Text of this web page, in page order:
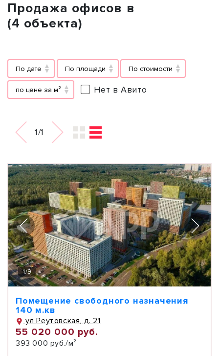
Продажа офисов в
(4 объекта)
По дате По площади По стоимости
по цене за м² Нет в Авито
1/1
1/9
Помещение свободного назначения
140 м.кв
ул Реутовская, д. 21
55 020 000 руб.
393 000 руб./м²